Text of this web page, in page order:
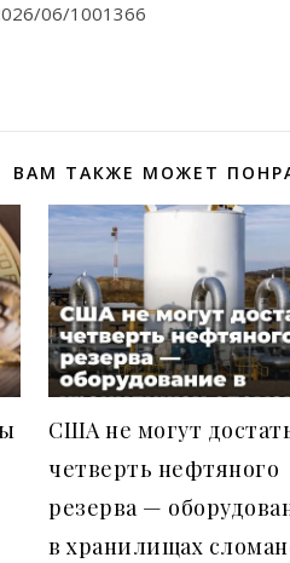
06/1001366
ВАМ ТАКЖЕ МОЖЕТ
США не могут
четверть нефтяного
резерва —
в хранилищах